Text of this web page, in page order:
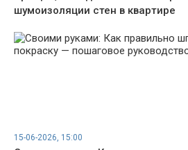
шумоизоляции стен в квартире
15-06-2026, 15:00